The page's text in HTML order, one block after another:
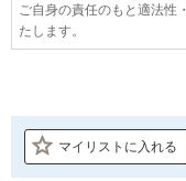
ご自身の責任のもと適法性
たします。
マイリストに入れる